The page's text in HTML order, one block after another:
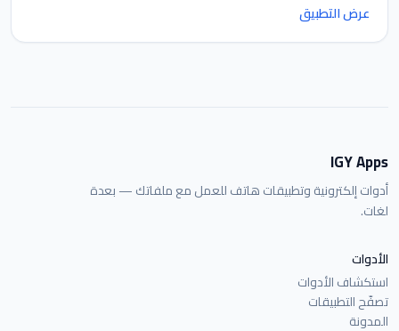
عرض التطبيق
IGY Apps
أدوات إلكترونية وتطبيقات هاتف للعمل مع ملفاتك — بعدة
لغات.
الأدوات
استكشاف الأدوات
تصفّح التطبيقات
المدونة